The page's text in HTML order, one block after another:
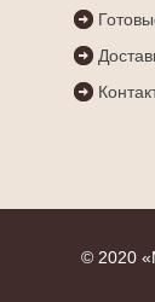
© 2020 «